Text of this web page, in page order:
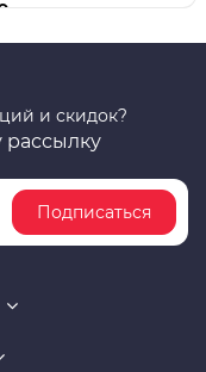
и скидок?
Подписаться